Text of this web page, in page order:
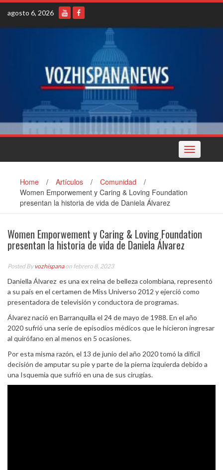
Skip
content
agosto 6, 2026
Toggle
navigation
Home / Artículos / Comunidad
/
Women Emporwement y Caring & Loving Foundation
presentan la historia de vida de Daniela Álvarez
Women Emporwement y Caring & Loving Foundation
presentan la historia de vida de Daniela Álvarez
Posted Byvozhispanaon febrero 8, 2023
Daniella Álvarez es una ex reina de belleza colombiana,​ representó
a su país en el certamen de Miss Universo 2012 y ejerció como
presentadora de televisión y conductora de programas.
Álvarez nació en Barranquilla el 24 de mayo de 1988. En el año
2020 sufrió una serie de episodios médicos que le hicieron ingresar
al quirófano en al menos en 5 ocasiones.
Por esta misma razón, el 13 de junio del año 2020 tomó la difícil
decisión de amputar su pie y parte de la pierna izquierda debido a
una Isquemia que sufrió en una de sus cirugías.​